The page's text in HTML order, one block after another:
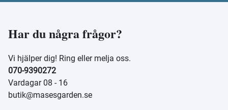
Har du några frågor?
Vi hjälper dig! Ring eller melja oss.
070-9390272
Vardagar 08 - 16
butik@masesgarden.se